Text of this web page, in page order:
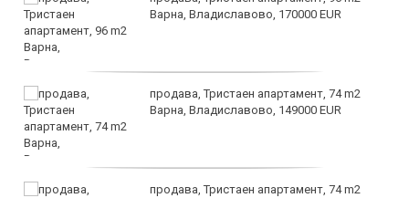
Варна, Владиславово, 170000 EUR
продава, Тристаен апартамент, 74 m2
Варна, Владиславово, 149000 EUR
продава, Тристаен апартамент, 74 m2